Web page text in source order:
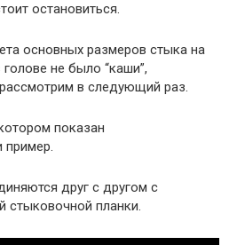
остановиться.
основных размеров стыка на
не было “каши”,
в следующий раз.
показан
пример.
друг с другом с
планки.